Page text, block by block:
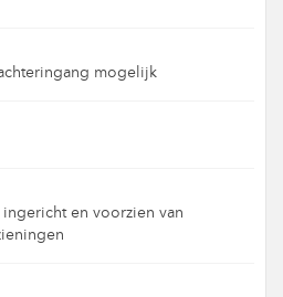
mogelijk
en voorzien van